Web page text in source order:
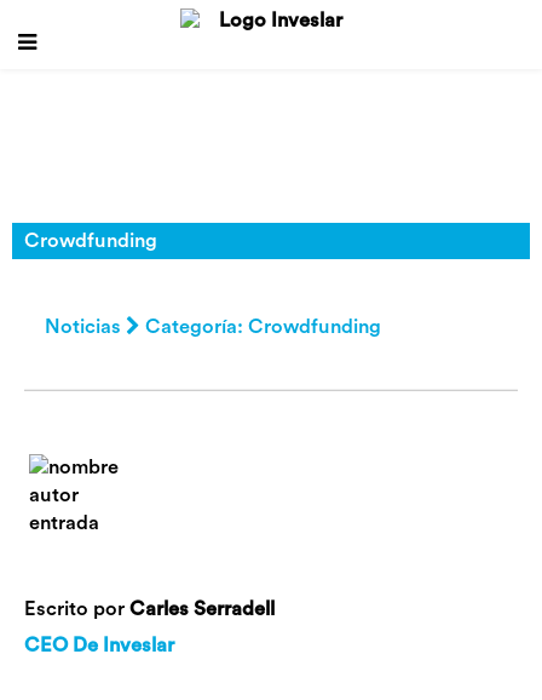
Crowdfunding
Noticias Categoría: Crowdfunding
Escrito por Carles Serradell
CEO De Inveslar